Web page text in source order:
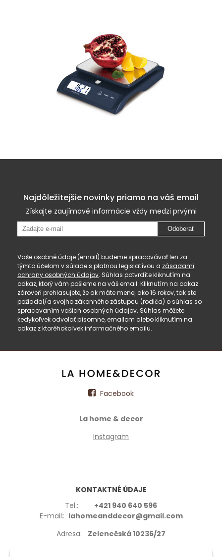
Najdôležitejšie novinky priamo na váš email
Získajte zaujímavé informácie vždy medzi prvými
Odoberať
Vaše osobné údaje (email) budeme spracovávať len za
týmto účelom v súlade s platnou legislatívou a zásadami
ochrany osobných údajov. Súhlas potvrdíte kliknutím na
odkaz, ktorý vám pošleme na váš email. Kliknutím na odkaz
zároveň prehlasujete, že ak máte menej ako 16 rokov, tak ste
požiadal/a svojho zákonného zástupcu (rodiča) o súhlas so
spracovaním vašich osobných údajov. Súhlas môžete
kedykoľvek odvolať písomne, emailom alebo kliknutím na
odkaz z ktoréhokoľvek informačného emailu.
Facebook
La home & decor
Instagram
KONTAKTNÉ ÚDAJE
Tel.: +421 940 640 596
E-mail: lahomeanddecor@gmail.com
Adresa: Zelenečská 10236/27